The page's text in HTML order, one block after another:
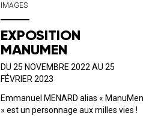
urbains ou naturels, elle pratique l'art
du por...
IMAGES
EXPOSITION
MANUMEN
DU 25 NOVEMBRE 2022 AU 25
FÉVRIER 2023
Emmanuel MENARD alias « ManuMen
» est un personnage aux milles vies !